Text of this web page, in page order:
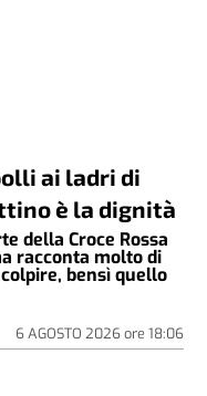
ai ladri di
è la dignità
della Croce Rossa
racconta molto di
bensì quello
6 AGOSTO 2026ore 18:06